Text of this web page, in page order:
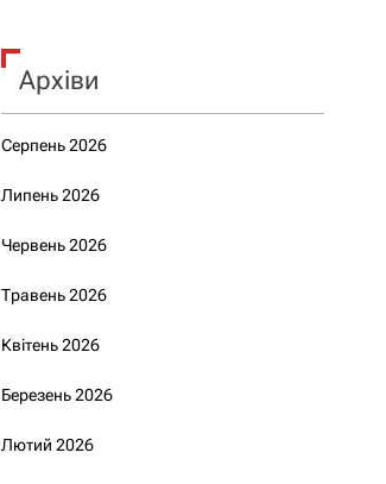
Архіви
Серпень 2026
Липень 2026
Червень 2026
Травень 2026
Квітень 2026
Березень 2026
Лютий 2026